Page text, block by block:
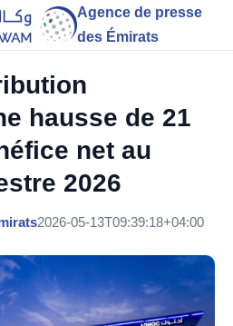
Agence de presse
des Émirats
hausse de 21
net au
2026
2026-05-13T09:39:18+04:00